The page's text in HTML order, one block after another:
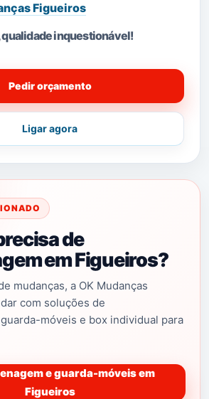
Figueiros
inquestionável!
Pedir orçamento
Ligar agora
de
em Figueiros?
mudanças, a OK Mudanças
com soluções de
móveis e box individual para
e guarda-móveis em
Figueiros